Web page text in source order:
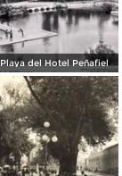
Playa del Hotel Peñafiel